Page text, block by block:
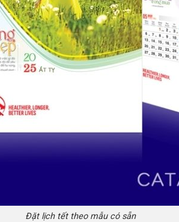
Đặt lịch tết theo mẫu có sẵn